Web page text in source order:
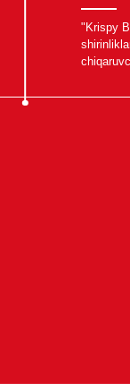
"Krispy